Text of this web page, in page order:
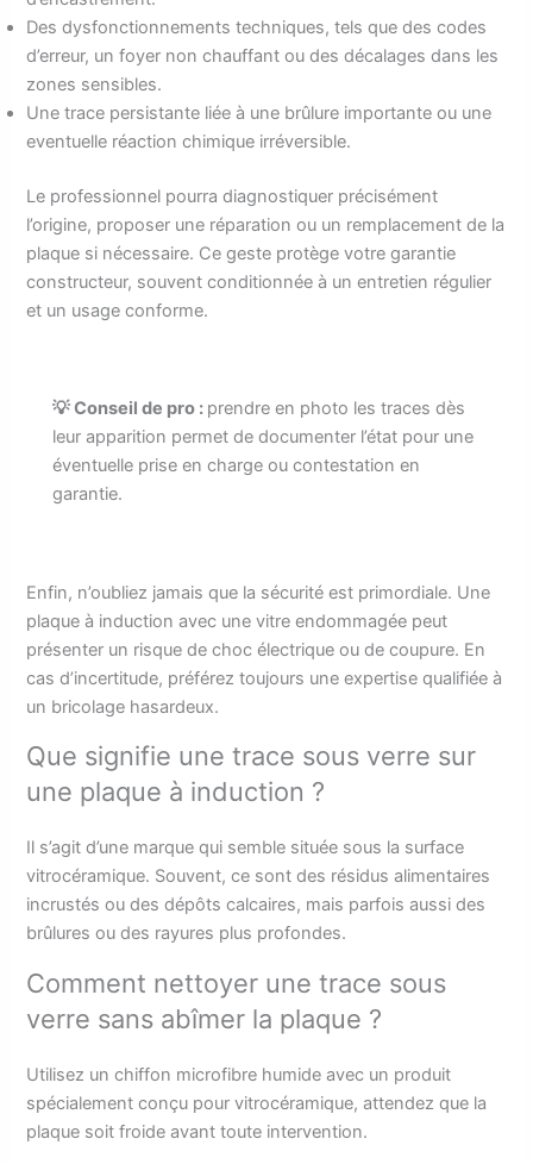
Des dysfonctionnements techniques, tels que des codes
d’erreur, un foyer non chauffant ou des décalages dans les
zones sensibles.
Une trace persistante liée à une brûlure importante ou une
eventuelle réaction chimique irréversible.
Le professionnel pourra diagnostiquer précisément
l’origine, proposer une réparation ou un remplacement de la
plaque si nécessaire. Ce geste protège votre garantie
constructeur, souvent conditionnée à un entretien régulier
et un usage conforme.
💡 Conseil de pro : prendre en photo les traces dès
leur apparition permet de documenter l’état pour une
éventuelle prise en charge ou contestation en
garantie.
Enfin, n’oubliez jamais que la sécurité est primordiale. Une
plaque à induction avec une vitre endommagée peut
présenter un risque de choc électrique ou de coupure. En
cas d’incertitude, préférez toujours une expertise qualifiée à
un bricolage hasardeux.
Que signifie une trace sous verre sur
une plaque à induction ?
Il s’agit d’une marque qui semble située sous la surface
vitrocéramique. Souvent, ce sont des résidus alimentaires
incrustés ou des dépôts calcaires, mais parfois aussi des
brûlures ou des rayures plus profondes.
Comment nettoyer une trace sous
verre sans abîmer la plaque ?
Utilisez un chiffon microfibre humide avec un produit
spécialement conçu pour vitrocéramique, attendez que la
plaque soit froide avant toute intervention.